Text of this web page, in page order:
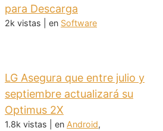
para Descarga
2k vistas en Software
LG Asegura que entre julio y
septiembre actualizará su
Optimus 2X
1.8k vistas en Android,